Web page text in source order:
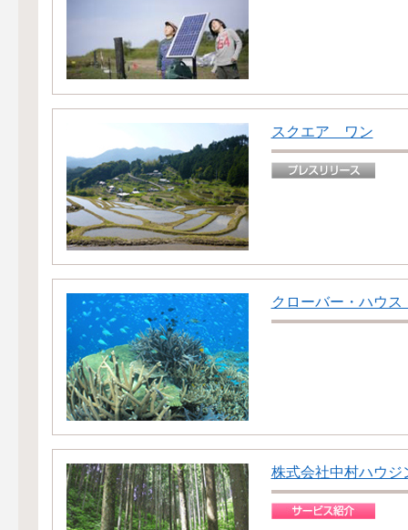
スクエア ワン
クローバー・ハウス
株式会社中村ハウジ